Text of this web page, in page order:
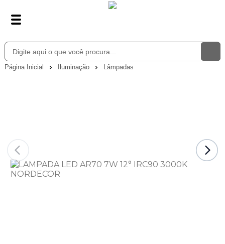
Página Inicial Iluminação Lâmpadas